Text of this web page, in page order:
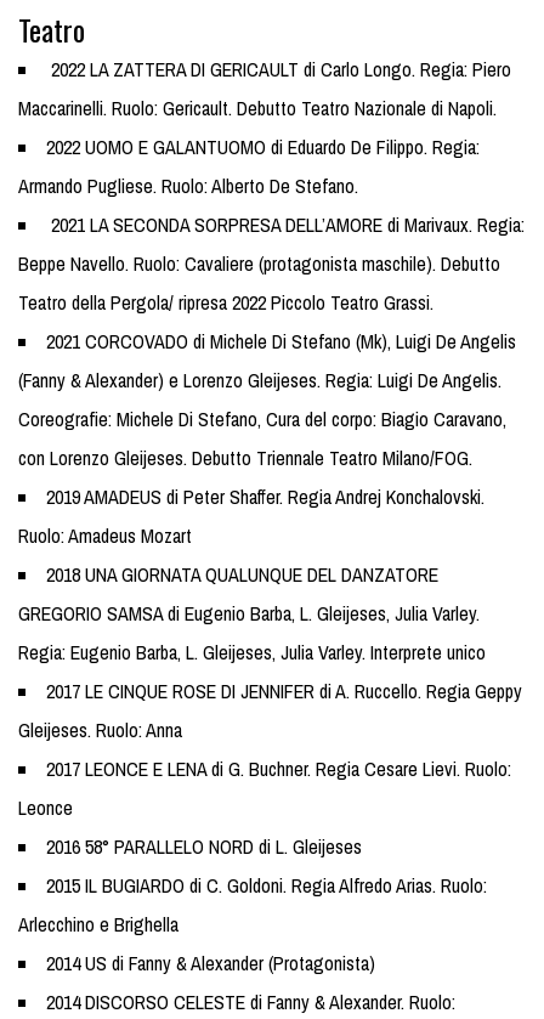
Teatro
2022 LA ZATTERA DI GERICAULT di Carlo Longo. Regia: Piero
Maccarinelli. Ruolo: Gericault. Debutto Teatro Nazionale di Napoli.
2022 UOMO E GALANTUOMO di Eduardo De Filippo. Regia:
Armando Pugliese. Ruolo: Alberto De Stefano.
2021 LA SECONDA SORPRESA DELL’AMORE di Marivaux. Regia:
Beppe Navello. Ruolo: Cavaliere (protagonista maschile). Debutto
Teatro della Pergola/ ripresa 2022 Piccolo Teatro Grassi.
2021 CORCOVADO di Michele Di Stefano (Mk), Luigi De Angelis
(Fanny & Alexander) e Lorenzo Gleijeses. Regia: Luigi De Angelis.
Coreografie: Michele Di Stefano, Cura del corpo: Biagio Caravano,
con Lorenzo Gleijeses. Debutto Triennale Teatro Milano/FOG.
2019 AMADEUS di Peter Shaffer. Regia Andrej Konchalovski.
Ruolo: Amadeus Mozart
2018 UNA GIORNATA QUALUNQUE DEL DANZATORE
GREGORIO SAMSA di Eugenio Barba, L. Gleijeses, Julia Varley.
Regia: Eugenio Barba, L. Gleijeses, Julia Varley. Interprete unico
2017 LE CINQUE ROSE DI JENNIFER di A. Ruccello. Regia Geppy
Gleijeses. Ruolo: Anna
2017 LEONCE E LENA di G. Buchner. Regia Cesare Lievi. Ruolo:
Leonce
2016 58° PARALLELO NORD di L. Gleijeses
2015 IL BUGIARDO di C. Goldoni. Regia Alfredo Arias. Ruolo:
Arlecchino e Brighella
2014 US di Fanny & Alexander (Protagonista)
2014 DISCORSO CELESTE di Fanny & Alexander. Ruolo: